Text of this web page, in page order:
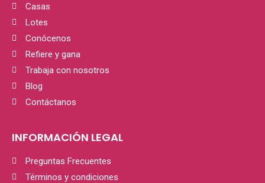
Casas
Lotes
Conócenos
Refiere y gana
Trabaja con nosotros
Blog
Contáctanos
INFORMACIÓN LEGAL
Preguntas Frecuentes
Términos y condiciones